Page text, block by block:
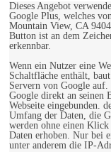
Dieses Angebot
Google Plus, welches
Mountain View, CA
Button ist an dem
erkennbar.
Wenn ein Nutzer eine
Schaltfläche enthält,
Servern von Google
Google direkt an seinen
Webseite eingebunden.
Umfang der Daten, die
werden ohne einen Klick
Daten erhoben. Nur bei
unter anderem die IP-